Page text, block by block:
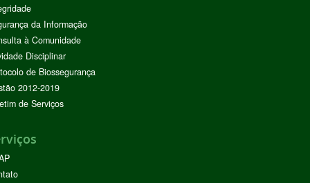
da Informação
à Comunidade
Disciplinar
de Biossegurança
2012-2019
de Serviços